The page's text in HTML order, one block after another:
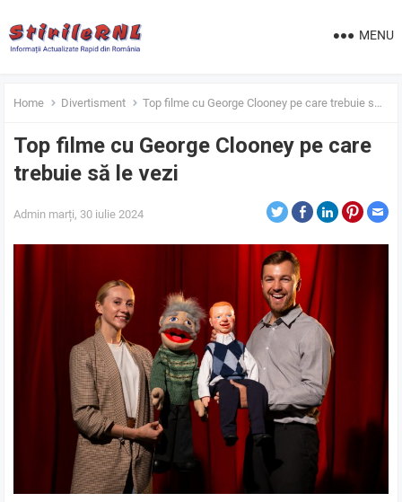
MENU
Home Divertisment Top filme cu George Clooney pe care trebuie să le vezi
Top filme cu George Clooney pe care
trebuie să le vezi
Admin marți, 30 iulie 2024